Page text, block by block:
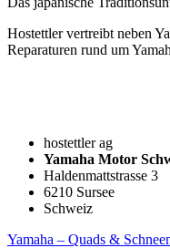
Hostettler vertreibt neben
Reparaturen rund um
Sidebar
hostettler ag
Yamaha Motor
Haldenmattstrasse 3
6210 Sursee
Schweiz
Yamaha – Quads &